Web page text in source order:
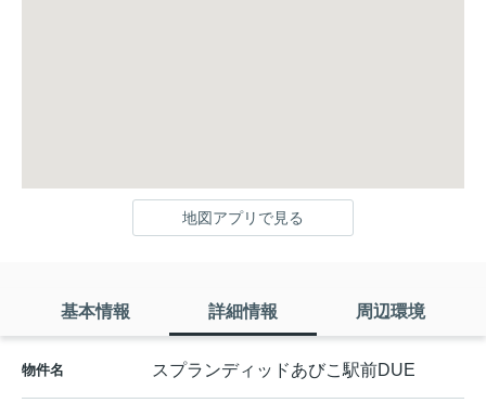
地図アプリで見る
基本情報 詳細情報 周辺環境
物件名 スプランディッドあびこ駅前DUE